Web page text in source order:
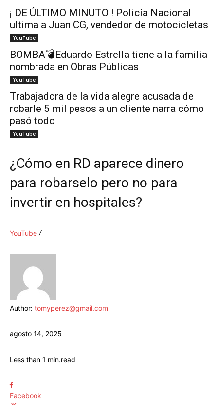
¡ DE ÚLTIMO MINUTO ! Policía Nacional
ultima a Juan CG, vendedor de motocicletas
YouTube
BOMBA💣Eduardo Estrella tiene a la familia
nombrada en Obras Públicas
YouTube
Trabajadora de la vida alegre acusada de
robarle 5 mil pesos a un cliente narra cómo
pasó todo
YouTube
¿Cómo en RD aparece dinero
para robarselo pero no para
invertir en hospitales?
YouTube
Author: tomyperez@gmail.com
agosto 14, 2025
Less than 1 min.read
Facebook